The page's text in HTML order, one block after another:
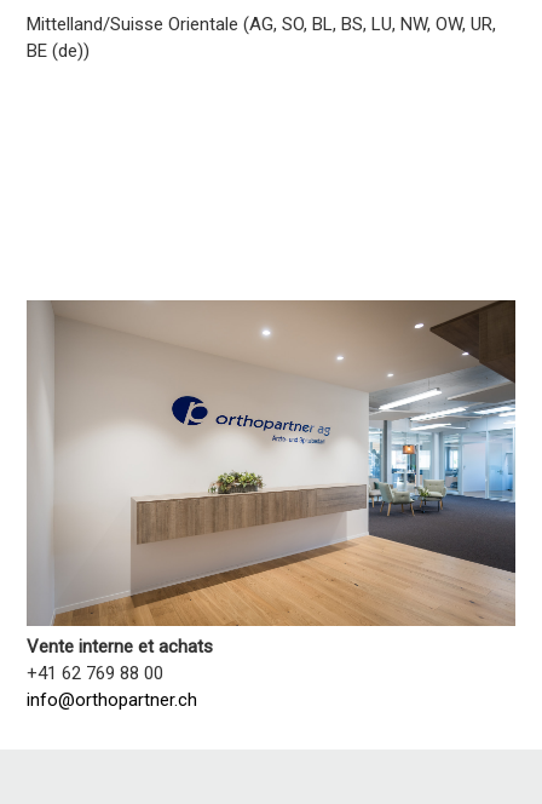
Mittelland/Suisse Orientale (AG, SO, BL, BS, LU, NW, OW, UR,
BE (de))
Vente interne et achats
+41 62 769 88 00
info@orthopartner.ch